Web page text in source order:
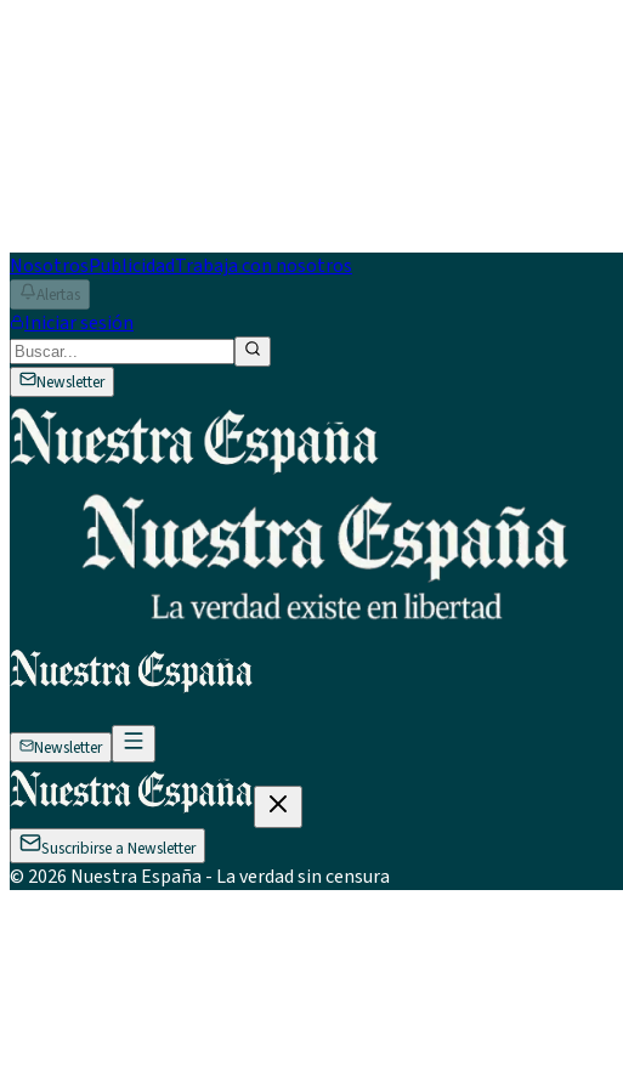
NosotrosPublicidadTrabaja con nosotros
Alertas
Iniciar sesión
Newsletter
Newsletter
Suscribirse a Newsletter
© 2026 Nuestra España - La verdad sin censura